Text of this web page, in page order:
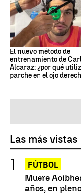
El nuevo método de
entrenamiento de
Alcaraz: ¿por qué
parche en el ojo
Las más vistas
FÚTBOL
Muere
años, en